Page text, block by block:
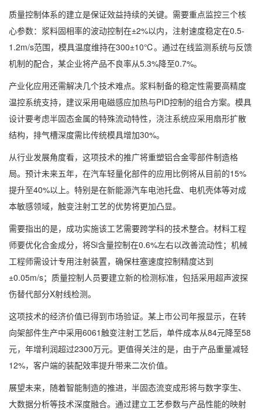
质量控制体系的建立是保证效益持续的关键。需要重点监控三个核
心参数：浆料固相率的波动控制在±2%以内，注射速度稳定在0.5-
1.2m/s范围，模具温度维持在300±10℃。通过在线监测系统与反馈
机制的配合，某企业将产品不良率从5.3%降至0.7%。
产业化应用还需解决几个技术难点。浆料制备的稳定性需要高精度
温控系统支持，建议采用电磁感应加热与PID控制的组合方案。模具
设计要考虑半固态金属的特殊流动特性，浇注系统应采用扇形扩散
结构，排气槽深度需比传统模具增加30%。
从行业发展角度看，这项技术的推广将重塑铝合金零部件制造格
局。预计未来五年，在汽车轻量化部件的应用比例将从目前的15%
提升至40%以上。特别是在新能源汽车电池托盘、电机壳体等对成
本敏感领域，触变注射工艺的优势将更加凸显。
需要指出的是，成功实施该工艺需要跨学科的技术整合。材料工程
师要优化合金成分，将Si含量控制在0.6%左右以改善流动性；机械
工程师需设计专用注射装置，确保柱塞速度控制精度达到
±0.05m/s；质量控制人员要建立新的检测标准，包括采用超声波探
伤替代部分X射线检测。
这项技术的经济价值已得到市场验证。某上市公司年报显示，在转
向架部件生产中采用6061触变注射工艺后，单件成本从84元降至58
元，年增利润超过2300万元。更值得关注的是，由于产品重量减轻
12%，客户端的装配效率提升带来二次价值。
展望未来，随着智能制造的推进，半固态流变成形将与数字孪生、
大数据分析等技术深度融合。通过建立工艺参数与产品性能的映射